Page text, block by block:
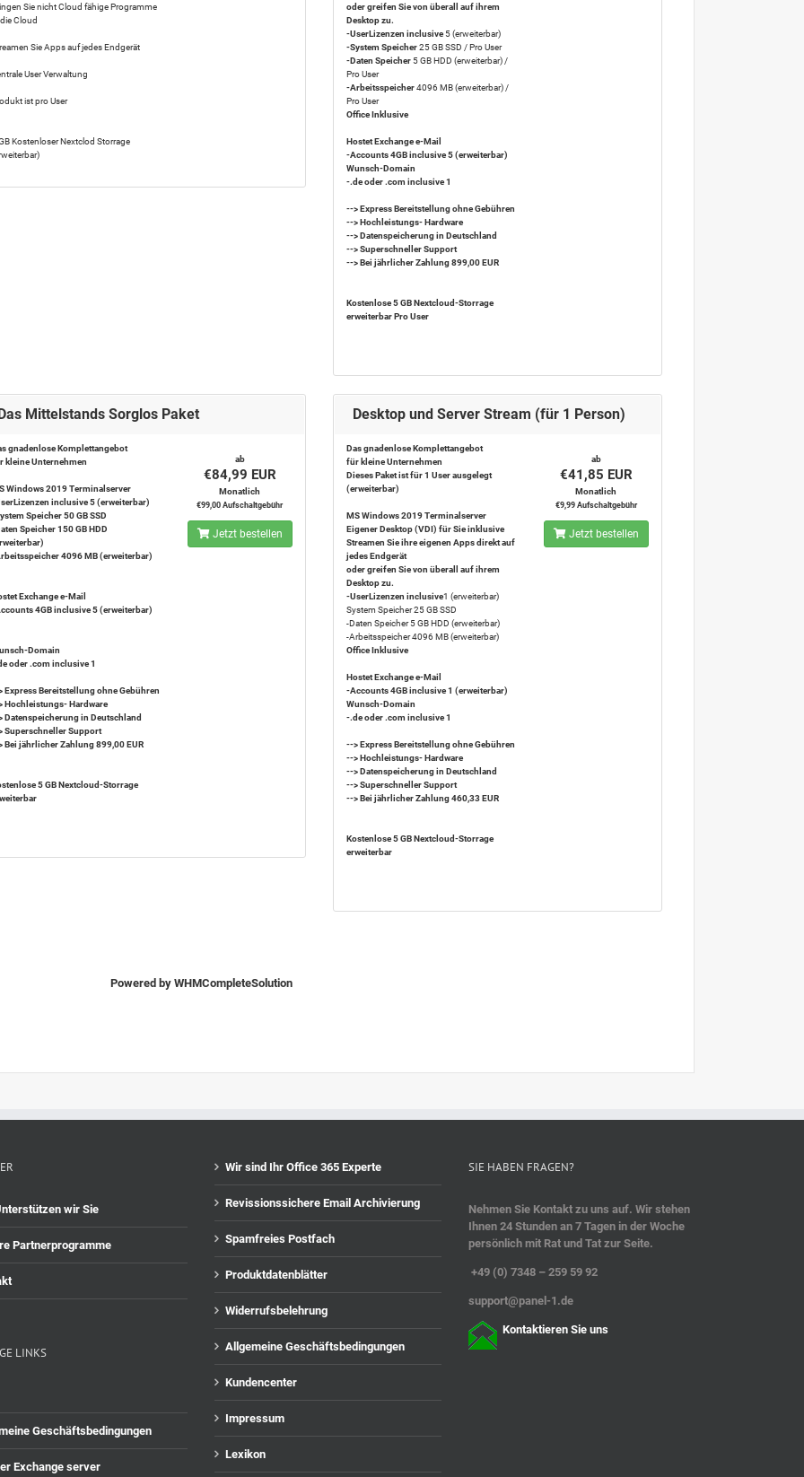
Sie nicht Cloud fähige Programme
Cloud
Sie Apps auf jedes Endgerät
User Verwaltung
ist pro User
Kostenloser Nextclod Storrage
oder greifen Sie von überall auf ihrem
Desktop zu.
-UserLizenzen inclusive5 (erweiterbar)
-System Speicher25 GB SSD / Pro User
-Daten Speicher5 GB HDD (erweiterbar) /
Pro User
-Arbeitsspeicher4096 MB (erweiterbar) /
Pro User
Office Inklusive
Hostet Exchange e-Mail
-Accounts 4GB inclusive5 (erweiterbar)
Wunsch-Domain
-.de oder .com inclusive1
--> Express Bereitstellung ohne Gebühren
--> Hochleistungs- Hardware
--> Datenspeicherung in Deutschland
--> Superschneller Support
--> Bei jährlicher Zahlung 899,00 EUR
Kostenlose 5 GB Nextcloud-Storrage
erweiterbar Pro User
Das Mittelstands Sorglos Paket
gnadenlose Komplettangebot
kleine Unternehmen
Windows 2019 Terminalserver
inclusive5 (erweiterbar)
Speicher50 GB SSD
Speicher150 GB HDD
4096 MB (erweiterbar)
Exchange e-Mail
4GB inclusive5 (erweiterbar)
Domain
oder .com inclusive1
Express Bereitstellung ohne Gebühren
Hochleistungs- Hardware
Datenspeicherung in Deutschland
Superschneller Support
Bei jährlicher Zahlung 899,00 EUR
5 GB Nextcloud-Storrage
ab
€84,99 EUR
Monatlich
€99,00 Aufschaltgebühr
Jetzt bestellen
Desktop und Server Stream (für 1 Person)
Das gnadenlose Komplettangebot
für kleine Unternehmen
Dieses Paket ist für 1 User ausgelegt
(erweiterbar)
MS Windows 2019 Terminalserver
Eigener Desktop (VDI) für Sie inklusive
Streamen Sie ihre eigenen Apps direkt auf
jedes Endgerät
oder greifen Sie von überall auf ihrem
Desktop zu.
-UserLizenzen inclusive1 (erweiterbar)
System Speicher 25 GB SSD
-Daten Speicher 5 GB HDD (erweiterbar)
-Arbeitsspeicher 4096 MB (erweiterbar)
Office Inklusive
Hostet Exchange e-Mail
-Accounts 4GB inclusive 1 (erweiterbar)
Wunsch-Domain
-.de oder .com inclusive1
--> Express Bereitstellung ohne Gebühren
--> Hochleistungs- Hardware
--> Datenspeicherung in Deutschland
--> Superschneller Support
--> Bei jährlicher Zahlung 460,33 EUR
Kostenlose 5 GB Nextcloud-Storrage
erweiterbar
ab
€41,85 EUR
Monatlich
€9,99 Aufschaltgebühr
Jetzt bestellen
Powered by WHMCompleteSolution
wir Sie
Partnerprogramme
LINKS
Geschäftsbedingungen
Exchange server
Wir sind Ihr Office 365 Experte
Revissionssichere Email Archivierung
Spamfreies Postfach
Produktdatenblätter
Widerrufsbelehrung
Allgemeine Geschäftsbedingungen
Kundencenter
Impressum
Lexikon
SIE HABEN FRAGEN?
Nehmen Sie Kontakt zu uns auf. Wir stehen
Ihnen 24 Stunden an 7 Tagen in der Woche
persönlich mit Rat und Tat zur Seite.
+49 (0) 7348 – 259 59 92
support@panel-1.de
Kontaktieren Sie uns